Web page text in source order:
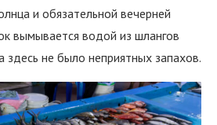
и обязательной вечерней
вымывается водой из шлангов
здесь не было неприятных запахов.